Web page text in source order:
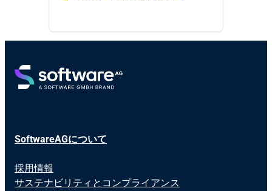
SoftwareAGについて
採用情報
サステナビリティとコンプライアンス